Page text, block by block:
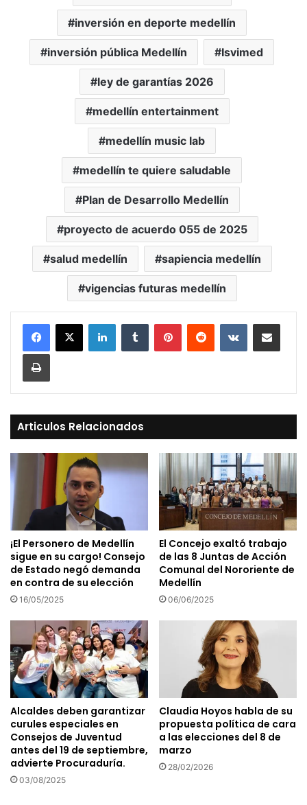
inversión en deporte medellín
inversión pública Medellín Isvimed
ley de garantías 2026
medellín entertainment
medellín music lab
medellín te quiere saludable
Plan de Desarrollo Medellín
proyecto de acuerdo 055 de 2025
salud medellín sapiencia medellín
vigencias futuras medellín
LinkedInTumblr PinterestReddit VKontakteCompartir vía Mail
Print
Articulos Relacionados
¡El Personero de Medellín
sigue en su cargo! Consejo
de Estado negó demanda
en contra de su elección
16/05/2025
El Concejo exaltó trabajo
de las 8 Juntas de Acción
Comunal del Nororiente de
Medellín
06/06/2025
Alcaldes deben garantizar
curules especiales en
Consejos de Juventud
antes del 19 de septiembre,
advierte Procuraduría.
03/08/2025
Claudia Hoyos habla de su
propuesta política de cara
a las elecciones del 8 de
marzo
28/02/2026